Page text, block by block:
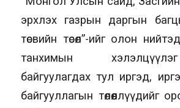
эрхлэх газрын даргын
төсвийн төсөл”-ийг олон
танхимын
байгуулагдах тул иргэд,
байгууллагын төлөөллүүдийг